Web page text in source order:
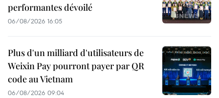
performantes dévoilé
06/08/2026 16:05
Plus d'un milliard d'utilisateurs de
Weixin Pay pourront payer par QR
code au Vietnam
06/08/2026 09:04